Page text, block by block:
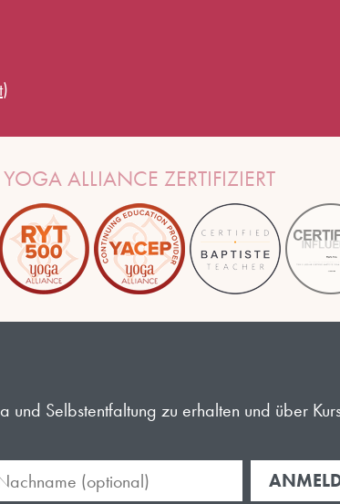
)
YOGA ALLIANCE ZERTIFIZIERT
Selbstentfaltung zu erhalten und über